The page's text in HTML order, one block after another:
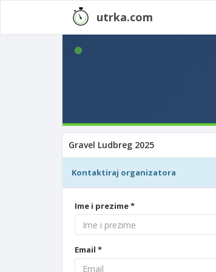
utrka.com
Gravel Ludbreg 2025
Kontaktiraj organizatora
Ime i prezime *
Email *